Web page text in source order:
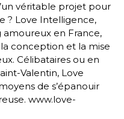
véritable projet pour
? Love Intelligence,
en France,
conception et la mise
Célibataires ou en
Valentin, Love
de s’épanouir
www.love-